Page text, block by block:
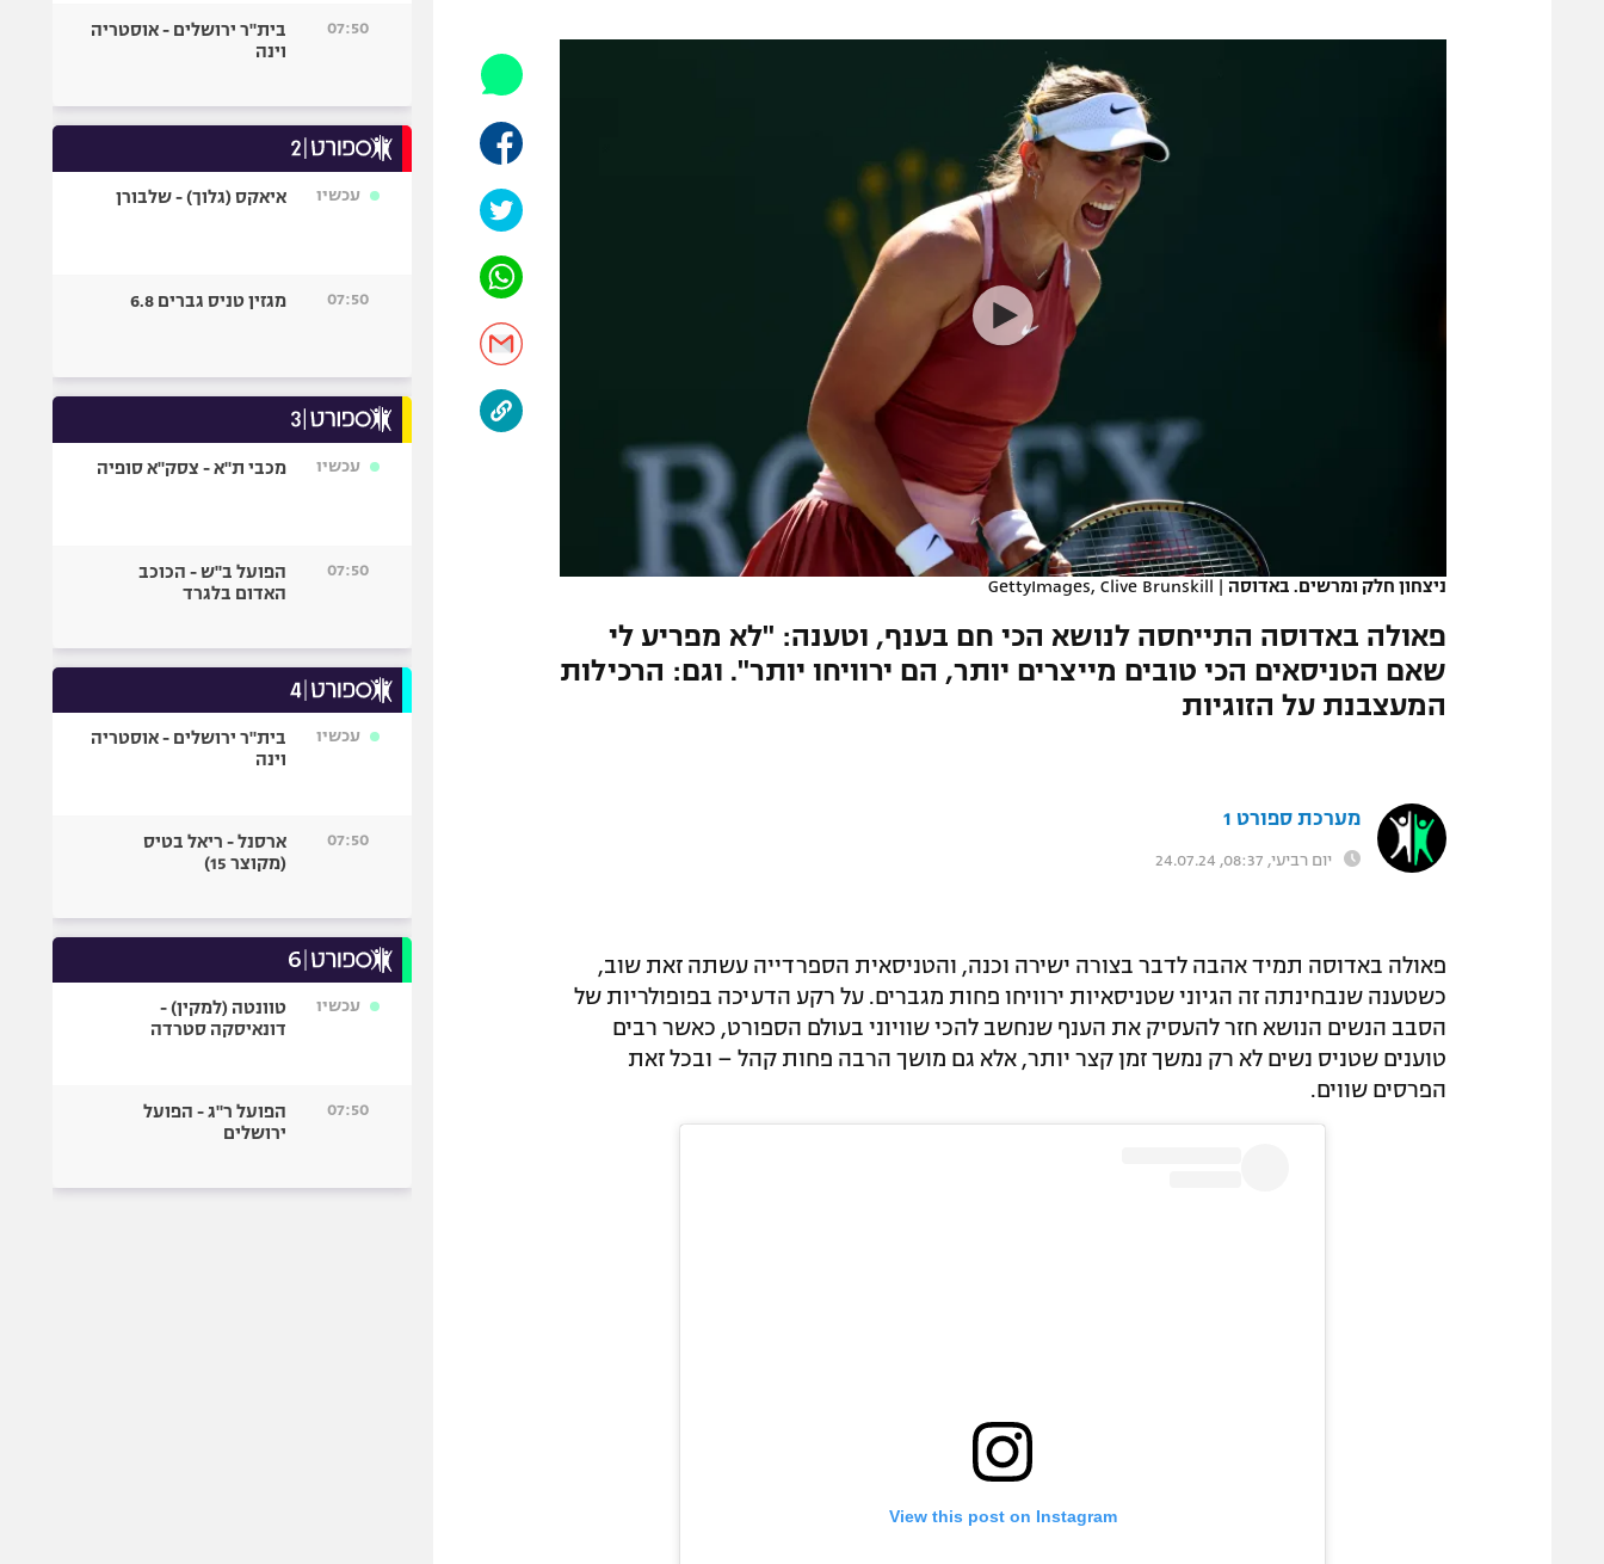
הפועל תל אביב
הפועל חיפה
הפועל באר שבע
מכבי נתניה
בני יהודה
ליגה סינית
אופניים
כדורמים
פוטבול אמריקאי NFL
בייסבול MLB
ניצחון חלק ומרשים. באדוסה |
GettyImages, Clive Brunskill
פאולה באדוסה התייחסה לנושא הכי חם בענף, וטענה: "לא מפריע לי
שאם הטניסאים הכי טובים מייצרים יותר, הם ירוויחו יותר". וגם: הרכילות
המעצבנת על הזוגיות
מערכת ספורט 1
יום רביעי, 08:37, 24.07.24
פאולה באדוסה תמיד אהבה לדבר בצורה ישירה וכנה, והטניסאית הספרדייה עשתה זאת שוב,
כשטענה שנבחינתה זה הגיוני שטניסאיות ירוויחו פחות מגברים. על רקע הדעיכה בפופולריות של
הסבב הנשים הנושא חזר להעסיק את הענף שנחשב להכי שוויוני בעולם הספורט, כאשר רבים
טוענים שטניס נשים לא רק נמשך זמן קצר יותר, אלא גם מושך הרבה פחות קהל – ובכל זאת
הפרסים שווים.
View this post on Instagram
07:50
בית"ר ירושלים - אוסטריה
וינה
עכשיו איאקס (גלוך) - שלבורן
07:50 מגזין טניס גברים 6.8
עכשיו מכבי ת"א - צסק"א סופיה
07:50
הפועל ב"ש - הכוכב
האדום בלגרד
עכשיו
בית"ר ירושלים - אוסטריה
וינה
07:50
ארסנל - ריאל בטיס
(מקוצר 15)
עכשיו
טוונטה (למקין) -
דונאיסקה סטרדה
07:50
הפועל ר"ג - הפועל
ירושלים